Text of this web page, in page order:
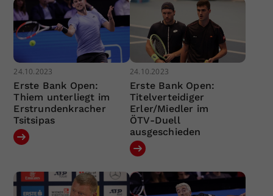
24.10.2023
Erste Bank Open:
Thiem unterliegt im
Erstrundenkracher
Tsitsipas
24.10.2023
Erste Bank Open:
Titelverteidiger
Erler/Miedler im
ÖTV-Duell
ausgeschieden